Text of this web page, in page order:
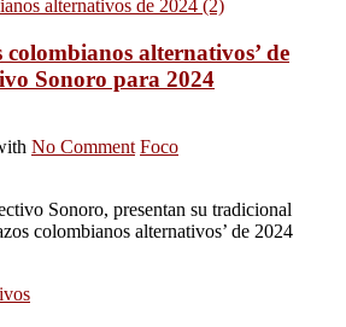
colombianos alternativos’ de
Sonoro para 2024
No Comment Foco
Sonoro, presentan su tradicional
colombianos alternativos’ de 2024